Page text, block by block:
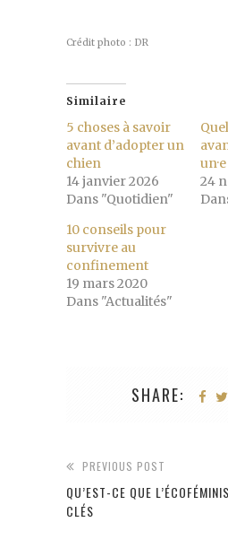
Crédit photo : DR
Similaire
5 choses à savoir
avant d’adopter un
chien
14 janvier 2026
Dans "Quotidien"
24
10 conseils pour
survivre au
confinement
19 mars 2020
Dans "Actualités"
SHARE:
PREVIOUS POST
QU’EST-CE QUE
CLÉS